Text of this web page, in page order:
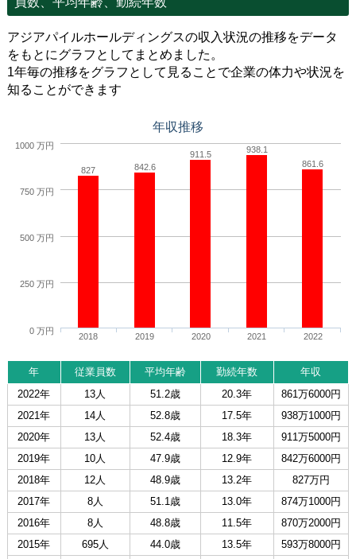
アジアパイルホールディングスの収入状況の推移をデータ
をもとにグラフとしてまとめました。
1年毎の推移をグラフとして見ることで企業の体力や状況を
知ることができます
年収推移
827 842.6
911.5
938.1
861.6
2018 2019 2020 2021 2022
0 万円
250 万円
500 万円
750 万円
1000 万円
年 従業員数 平均年齢 勤続年数
年収
2022年
13人 51.2歳 20.3年
861万6000円
2021年
14人 52.8歳 17.5年
938万1000円
2020年
13人 52.4歳 18.3年
911万5000円
2019年
10人 47.9歳 12.9年
842万6000円
2018年
12人 48.9歳 13.2年
827万円
2017年
8人 51.1歳 13.0年
874万1000円
2016年
8人 48.8歳 11.5年
870万2000円
2015年
695人 44.0歳 13.5年
593万8000円